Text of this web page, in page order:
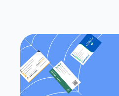
zonder